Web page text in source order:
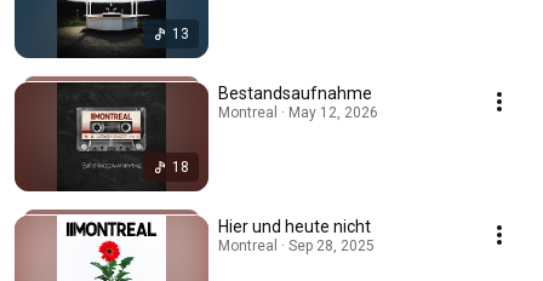
13
18
Bestandsaufnahme
Montreal · May 12, 2026
Hier und heute nicht
Montreal · Sep 28, 2025